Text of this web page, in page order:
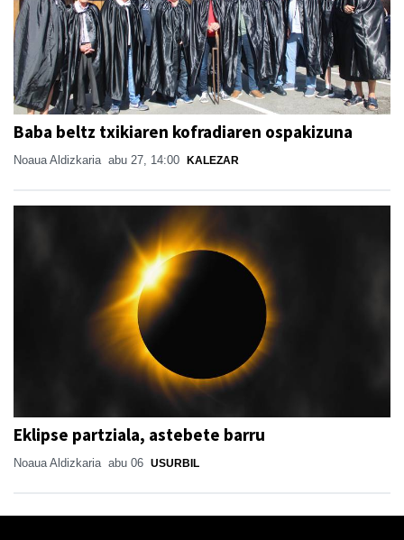
Baba beltz txikiaren kofradiaren ospakizuna
Noaua Aldizkaria abu 27, 14:00 KALEZAR
Eklipse partziala, astebete barru
Noaua Aldizkaria abu 06 USURBIL